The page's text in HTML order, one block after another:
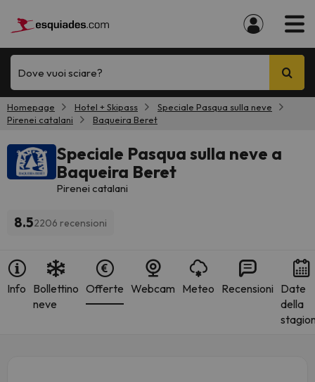
Dove vuoi sciare?
Homepage Hotel + Skipass
Speciale Pasqua sulla neve
Pirenei catalani
Baqueira Beret
Speciale Pasqua sulla neve a
Baqueira Beret
Pirenei catalani
8.52206 recensioni
Info Bollettino
neve
Offerte Webcam Meteo Recensioni Date
della